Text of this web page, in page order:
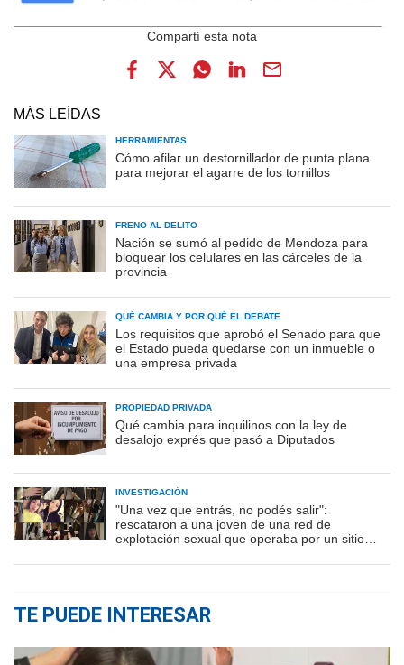
MÁS LEÍDAS
HERRAMIENTAS
Cómo afilar un destornillador de punta plana
para mejorar el agarre de los tornillos
FRENO AL DELITO
Nación se sumó al pedido de Mendoza para
bloquear los celulares en las cárceles de la
provincia
QUÉ CAMBIA Y POR QUÉ EL DEBATE
Los requisitos que aprobó el Senado para que
el Estado pueda quedarse con un inmueble o
una empresa privada
PROPIEDAD PRIVADA
Qué cambia para inquilinos con la ley de
desalojo exprés que pasó a Diputados
INVESTIGACIÓN
"Una vez que entrás, no podés salir":
rescataron a una joven de una red de
explotación sexual que operaba por un sitio
TE PUEDE INTERESAR